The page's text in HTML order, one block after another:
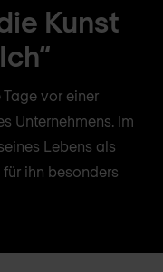
Kunst
vor einer
Unternehmens. Im
Lebens als
ihn besonders